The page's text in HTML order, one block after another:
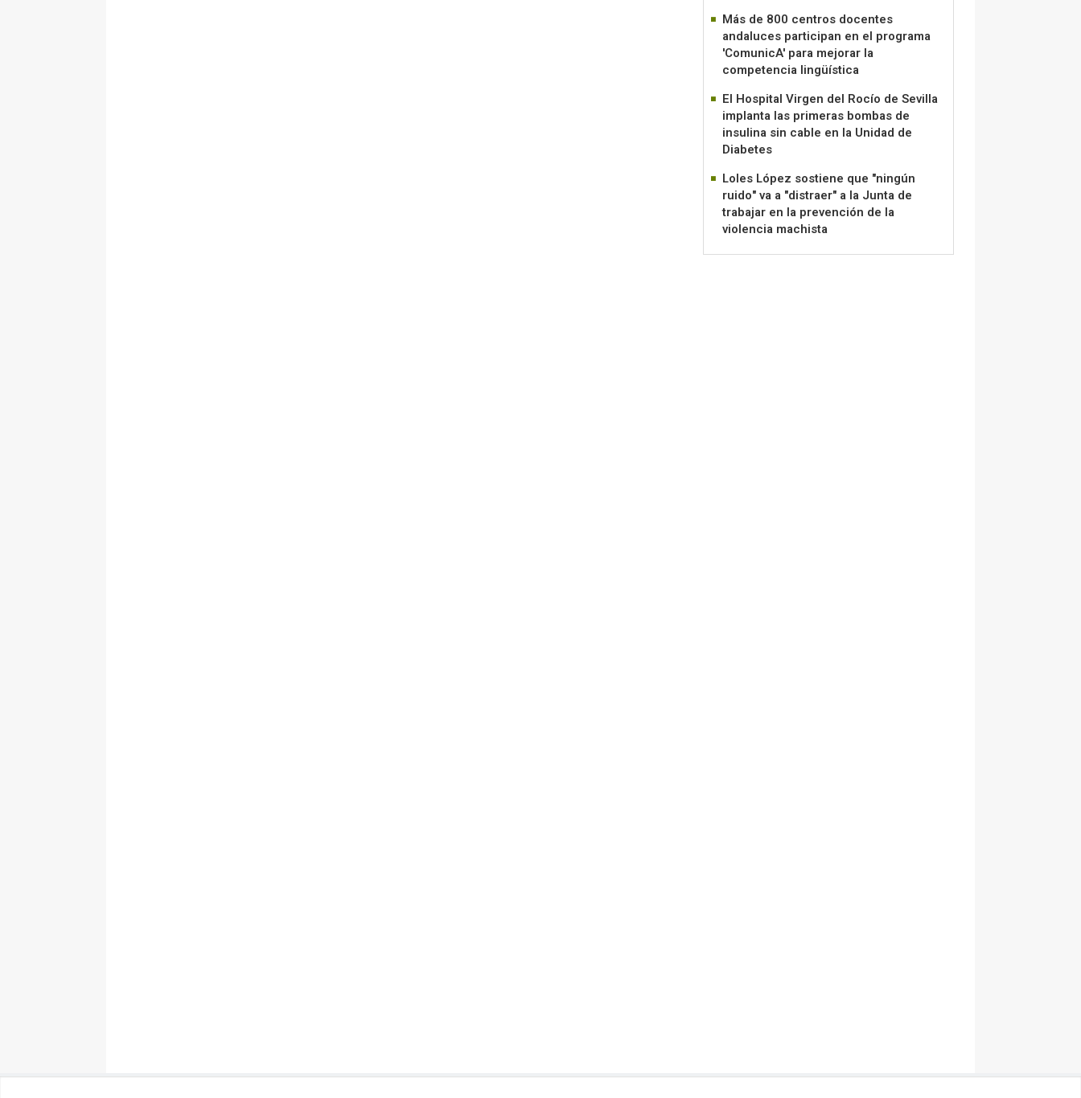
Más de 800 centros docentes
andaluces participan en el programa
'ComunicA' para mejorar la
competencia lingüística
El Hospital Virgen del Rocío de Sevilla
implanta las primeras bombas de
insulina sin cable en la Unidad de
Diabetes
Loles López sostiene que "ningún
ruido" va a "distraer" a la Junta de
trabajar en la prevención de la
violencia machista